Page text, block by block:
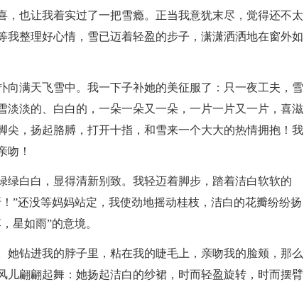
，也让我着实过了一把雪瘾。正当我意犹末尽，觉得还不太
我整理好心情，雪已迈着轻盈的步子，潇潇洒洒地在窗外如
向满天飞雪中。我一下子补她的美征服了：只一夜工夫，雪
淡淡的、白白的，一朵一朵又一朵，一片一片又一片，喜滋
尖，扬起胳膊，打开十指，和雪来一个大大的热情拥抱！我
吻！
绿白白，显得清新别致。我轻迈着脚步，踏着洁白软软的
”还没等妈妈站定，我使劲地摇动桂枝，洁白的花瓣纷纷扬
星如雨”的意境。
她钻进我的脖子里，粘在我的睫毛上，亲吻我的脸颊，那么
儿翩翩起舞：她扬起洁白的纱裙，时而轻盈旋转，时而摆臂